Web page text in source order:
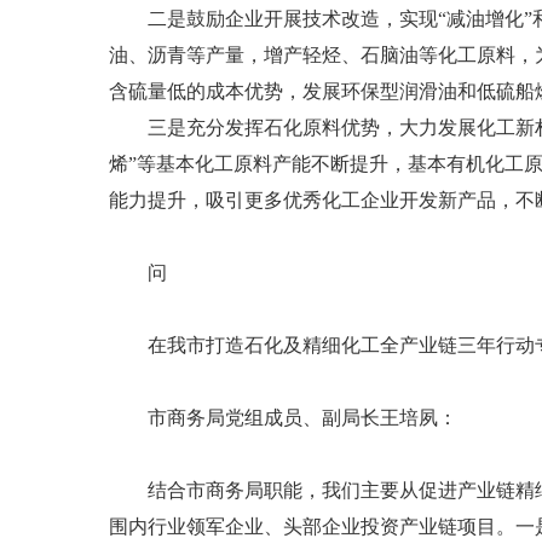
二是鼓励企业开展技术改造，实现“减油增化”
油、沥青等产量，增产轻烃、石脑油等化工原料
含硫量低的成本优势，发展环保型润滑油和低硫
三是充分发挥石化原料优势，大力发展化工新
烯”等基本化工原料产能不断提升，基本有机化工
能力提升，吸引更多优秀化工企业开发新产品，
问
在我市打造石化及精细化工全产业链三年行动
市商务局党组成员、副局长王培夙：
结合市商务局职能，我们主要从促进产业链精
围内行业领军企业、头部企业投资产业链项目。